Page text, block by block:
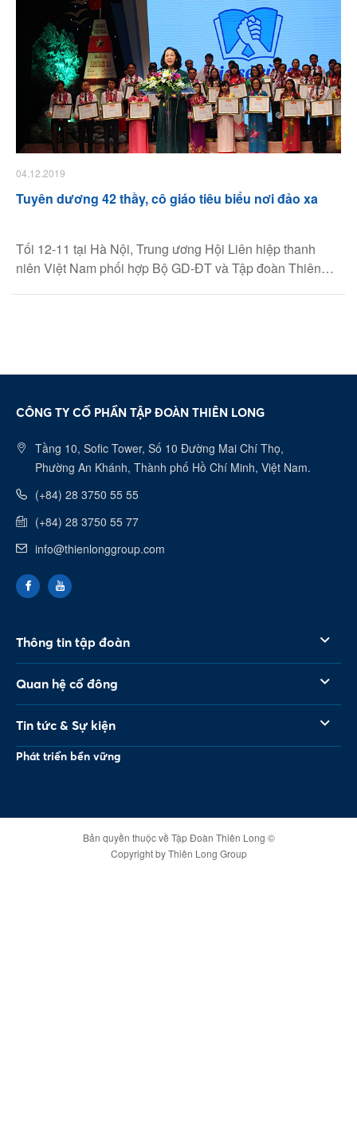
04.12.2019
​Tuyên dương 42 thầy, cô giáo tiêu biểu nơi đảo xa
Tối 12-11 tại Hà Nội, Trung ương Hội Liên hiệp thanh
niên Việt Nam phối hợp Bộ GD-ĐT và Tập đoàn Thiên
CÔNG TY CỔ PHẦN TẬP ĐOÀN THIÊN LONG
Tầng 10, Sofic Tower, Số 10 Đường Mai Chí Thọ,
Phường An Khánh, Thành phố Hồ Chí Minh, Việt Nam.
(+84) 28 3750 55 55
(+84) 28 3750 55 77
info@thienlonggroup.com
Thông tin tập đoàn
Quan hệ cổ đông
Tin tức & Sự kiện
Phát triển bền vững
Bản quyền thuộc về Tập Đoàn Thiên Long ©
Copyright by Thiên Long Group